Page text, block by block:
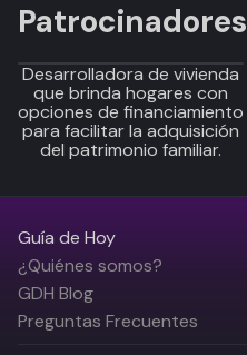
Patrocinadores
Desarrolladora de vivienda
que brinda hogares con
opciones de financiamiento
para facilitar la adquisición
del patrimonio familiar.
Guía de Hoy
¿Quiénes somos?
GDH Blog
Preguntas Frecuentes